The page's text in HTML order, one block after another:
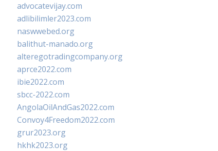
advocatevijay.com
adlibilimler2023.com
naswwebed.org
balithut-manado.org
alteregotradingcompany.org
aprce2022.com
ibie2022.com
sbcc-2022.com
AngolaOilAndGas2022.com
Convoy4Freedom2022.com
grur2023.org
hkhk2023.org